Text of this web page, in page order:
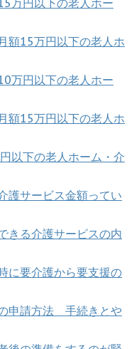
額15万円以下の老人ホ
万円以下の老人ホー
額15万円以下の老人ホ
以下の老人ホーム・介
護サービス金額ってい
きる介護サービスの内
要介護から要支援の
申請方法 手続きとや